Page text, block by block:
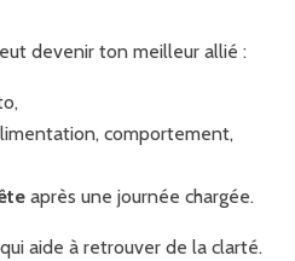
devenir ton meilleur allié :
comportement,
après une journée chargée.
aide à retrouver de la clarté.